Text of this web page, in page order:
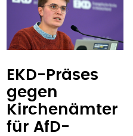
EKD-Präses
gegen
Kirchenämter
für AfD-